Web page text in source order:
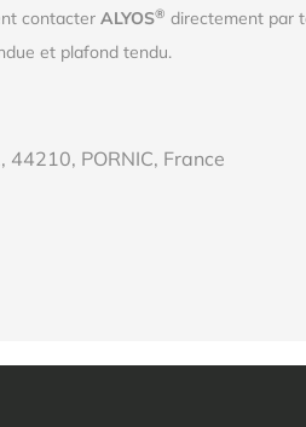
contacter ALYOS® directement par
et plafond tendu.
PORNIC, France